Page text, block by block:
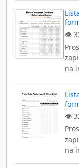
👁️
na
👁️
na